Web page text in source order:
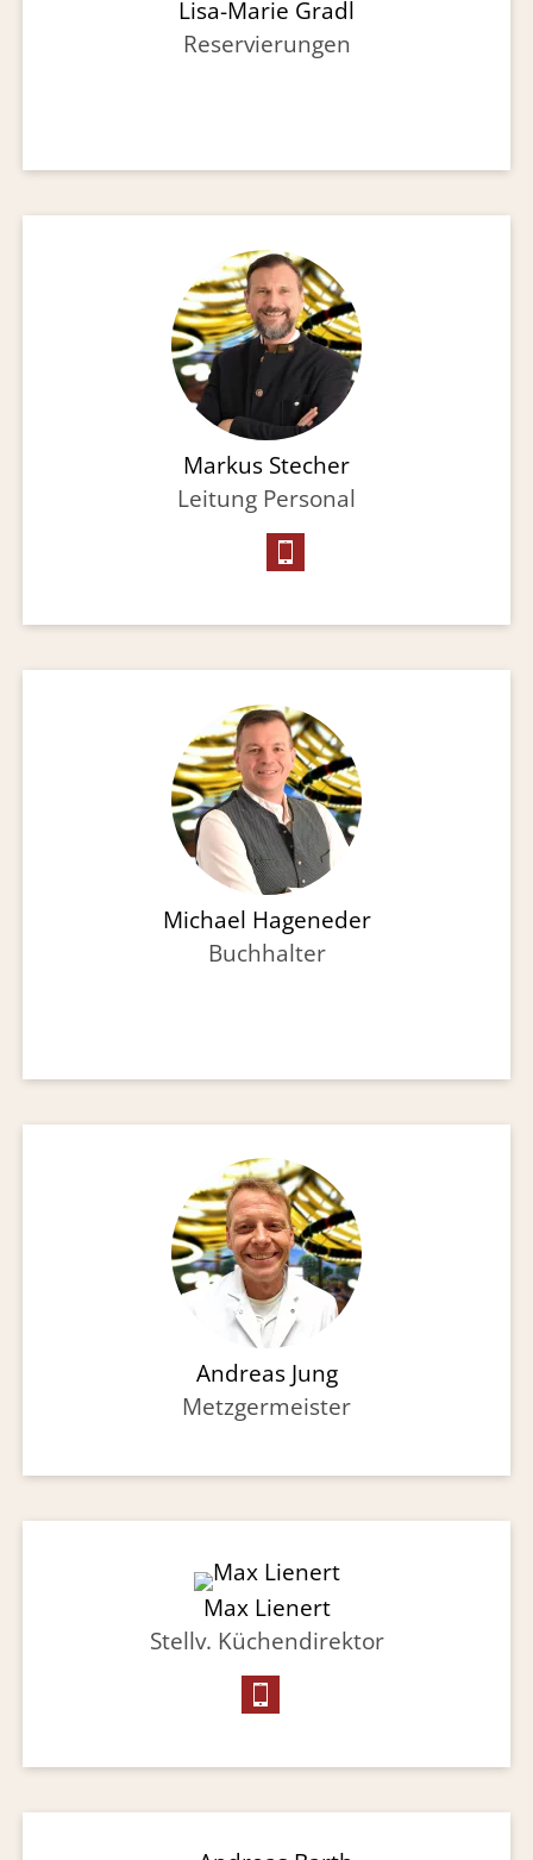
Lisa-Marie Gradl
Reservierungen
Markus Stecher
Leitung Personal
Michael Hageneder
Buchhalter
Andreas Jung
Metzgermeister
Max Lienert
Stellv. Küchendirektor